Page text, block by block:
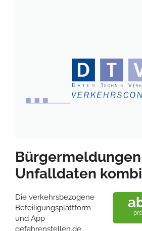
Unfalldaten
Die verkehrsbezogene
Beteiligungsplattform
und App